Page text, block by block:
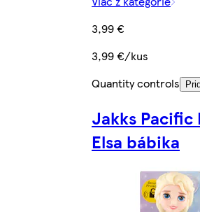
3,99 €
3,99 €/kus
Quantity controls
Jakks Pacific
Elsa bábika